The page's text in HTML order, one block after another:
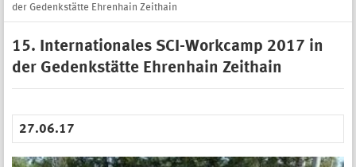
der Gedenkstätte Ehrenhain Zeithain
15. Internationales SCI-Workcamp 2017 in
der Gedenkstätte Ehrenhain Zeithain
27.06.17